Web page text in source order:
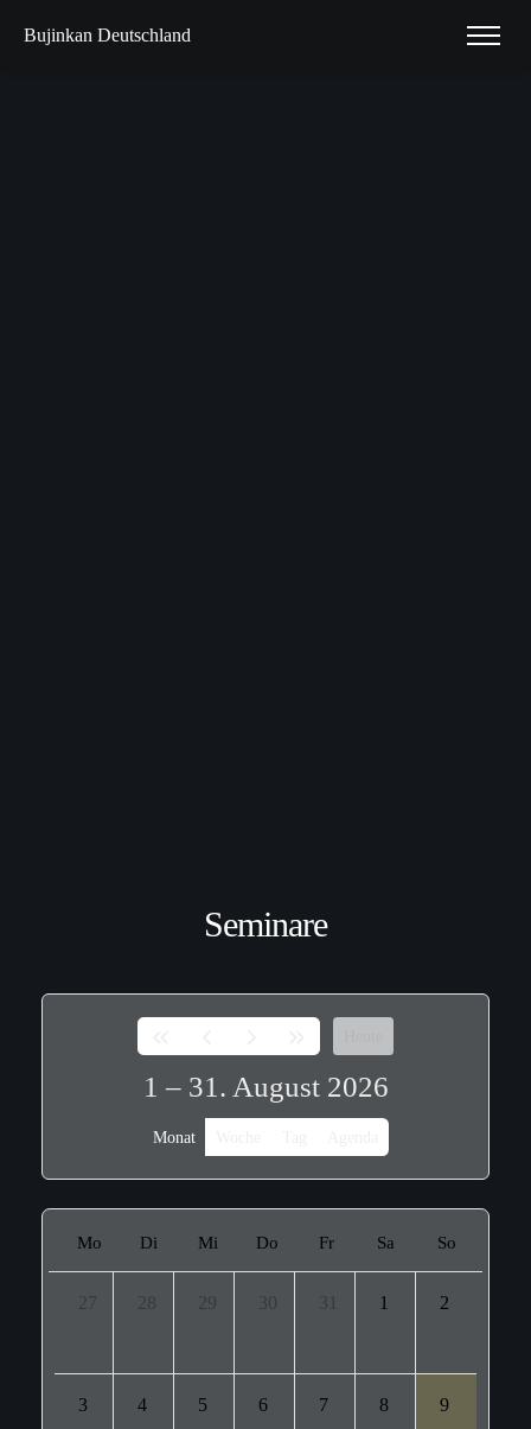
Bujinkan Deutschland
Seminare
1 – 31. August 2026
Monat
Mo Di Mi Do Fr Sa So
27 28 29 30 31 1 2
3 4 5 6 7 8 9